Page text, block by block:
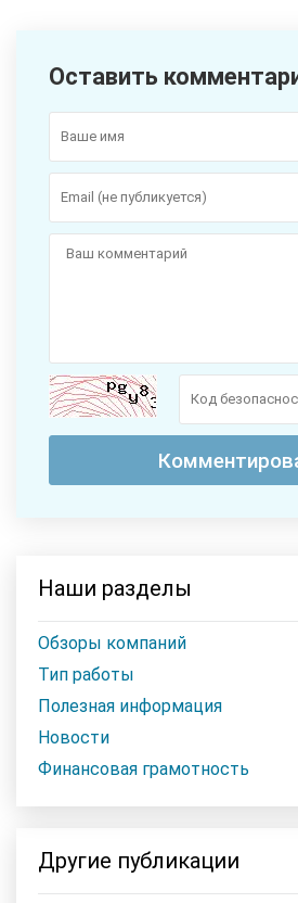
Оставить
Наши разделы
Обзоры компаний
Тип работы
Полезная информация
Новости
Финансовая грамотность
Другие публикации